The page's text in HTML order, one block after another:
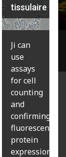
tissulaire
Ji can
use
assays
for cell
counting
and
confirming
fluorescent
protein
expression